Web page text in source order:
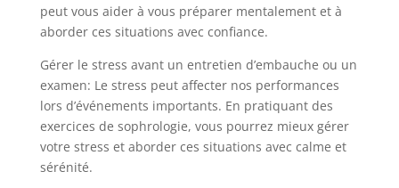
peut vous aider à vous préparer mentalement et à
aborder ces situations avec confiance.
Gérer le stress avant un entretien d’embauche ou un
examen: Le stress peut affecter nos performances
lors d’événements importants. En pratiquant des
exercices de sophrologie, vous pourrez mieux gérer
votre stress et aborder ces situations avec calme et
sérénité.